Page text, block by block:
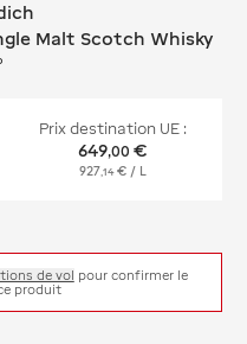
Couronne 26
Malt Scotch Whisky
Prix destination UE :
649,00 €
927,14 € / L
de vol pour confirmer le
produit